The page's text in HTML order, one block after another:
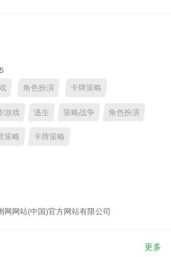
角色扮演 卡牌策略
游戏 逃生 策略战争 角色扮演
策略 卡牌策略
网网站(中国)官方网站有限公司
更多